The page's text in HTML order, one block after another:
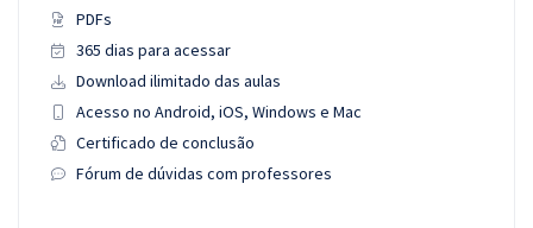
PDFs
365 dias para acessar
Download ilimitado das aulas
Acesso no Android, iOS, Windows e Mac
Certificado de conclusão
Fórum de dúvidas com professores